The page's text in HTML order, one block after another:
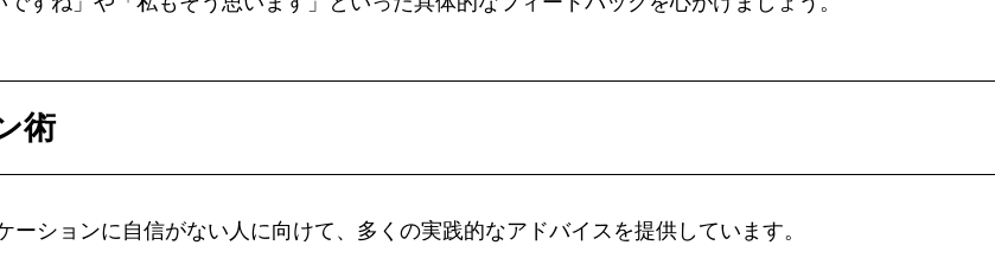
術
ションに自信がない人に向けて、多くの実践的なアドバイスを提供しています。